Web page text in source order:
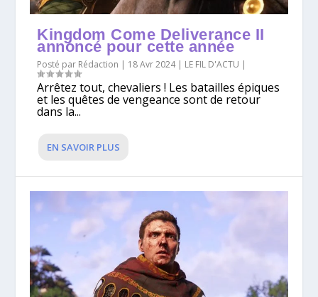
Kingdom Come Deliverance II
annoncé pour cette année
Posté par Rédaction | 18 Avr 2024| LE FIL D'ACTU |
Arrêtez tout, chevaliers ! Les batailles épiques
et les quêtes de vengeance sont de retour
dans la...
EN SAVOIR PLUS